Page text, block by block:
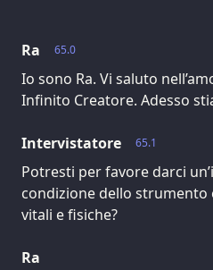
65.0
Ra
Io sono Ra. Vi saluto
Infinito Creatore. Adesso
65.1
Intervistatore
Potresti per favore darci
condizione dello strumento
vitali e fisiche?
Ra